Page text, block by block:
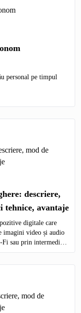
personal pe timpul
tehnice, avantaje
digitale care
imagini video și audio
sau prin intermediul